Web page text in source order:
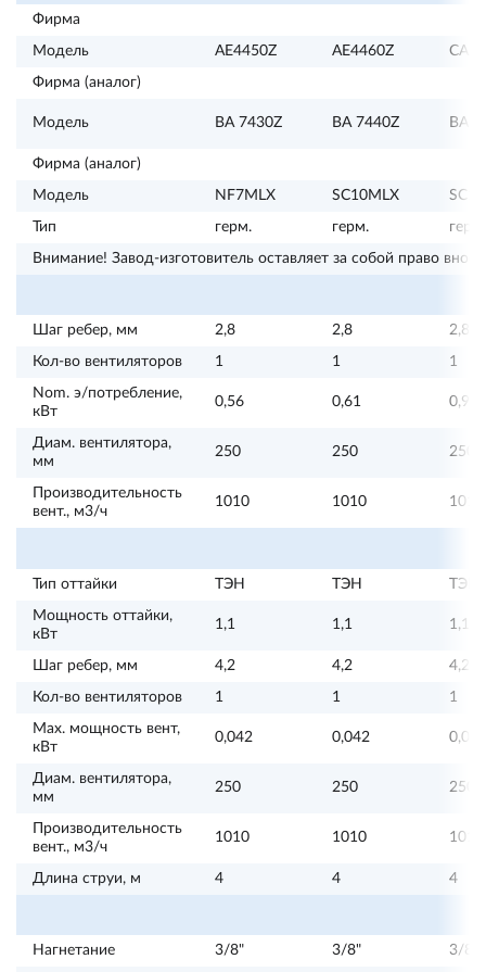
Фирма
Модель AE4450Z AE4460Z
Фирма (аналог)
Модель BA 7430Z BA 7440Z BA
Фирма (аналог)
Модель NF7MLX SC10MLX
Тип герм. герм. герм.
Внимание! Завод-изготовитель оставляет за собой право
Шаг ребер, мм 2,8 2,8 2,8
Кол-во вентиляторов 1 1 1
Nom. э/потребление,
кВт
0,56 0,61 0,91
Диам. вентилятора,
мм
250 250 250
Производительность
вент., м3/ч
1010 1010 1010
Тип оттайки ТЭН ТЭН ТЭН
Мощность оттайки,
кВт
1,1 1,1 1,1
Шаг ребер, мм 4,2 4,2 4,2
Кол-во вентиляторов 1 1 1
Max. мощность вент,
кВт
0,042 0,042 0,042
Диам. вентилятора,
мм
250 250 250
Производительность
вент., м3/ч
1010 1010 1010
Длина струи, м 4 4 4
Нагнетание 3/8" 3/8" 3/8"